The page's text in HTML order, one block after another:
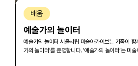
배움
예술가의 놀이터
예술가의 놀이터 서울시립 미술아카이브는 가족이 함
가의 놀이터’를 운영합니다. ‘예술가의 놀이터’는 미